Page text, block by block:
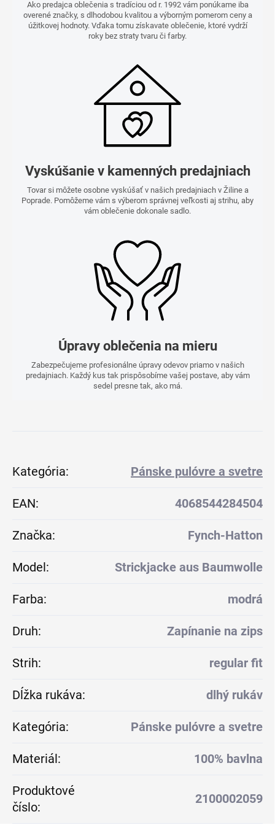
Ako predajca oblečenia s tradíciou od r. 1992 vám ponúkame iba
overené značky, s dlhodobou kvalitou a výborným pomerom ceny a
úžitkovej hodnoty. Vďaka tomu získavate oblečenie, ktoré vydrží
roky bez straty tvaru či farby.
Vyskúšanie v kamenných predajniach
Tovar si môžete osobne vyskúšať v našich predajniach v Žiline a
Poprade. Pomôžeme vám s výberom správnej veľkosti aj strihu, aby
vám oblečenie dokonale sadlo.
Úpravy oblečenia na mieru
Zabezpečujeme profesionálne úpravy odevov priamo v našich
predajniach. Každý kus tak prispôsobíme vašej postave, aby vám
sedel presne tak, ako má.
Kategória: Pánske pulóvre a svetre
EAN: 4068544284504
Značka: Fynch-Hatton
Model: Strickjacke aus Baumwolle
Farba: modrá
Druh: Zapínanie na zips
Strih: regular fit
Dĺžka rukáva: dlhý rukáv
Kategória: Pánske pulóvre a svetre
Materiál: 100% bavlna
Produktové
číslo:
2100002059